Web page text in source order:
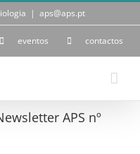
| aps@aps.pt
eventos contactos
APS nº